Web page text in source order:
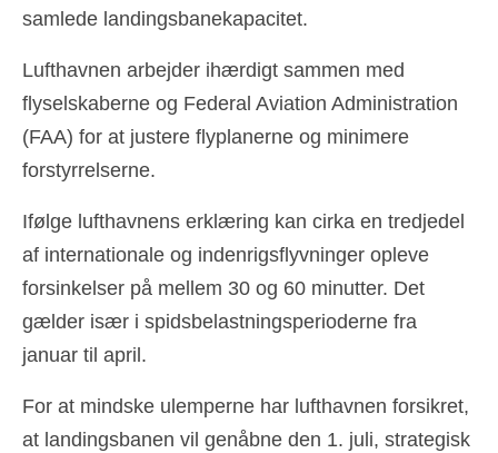
Svenska )
samlede landingsbanekapacitet.
Lufthavnen arbejder ihærdigt sammen med
flyselskaberne og Federal Aviation Administration
(FAA) for at justere flyplanerne og minimere
forstyrrelserne.
Ifølge lufthavnens erklæring kan cirka en tredjedel
af internationale og indenrigsflyvninger opleve
forsinkelser på mellem 30 og 60 minutter. Det
gælder især i spidsbelastningsperioderne fra
januar til april.
For at mindske ulemperne har lufthavnen forsikret,
at landingsbanen vil genåbne den 1. juli, strategisk